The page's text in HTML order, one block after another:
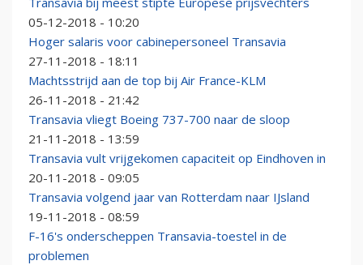
05-12-2018 - 10:20
Hoger salaris voor cabinepersoneel Transavia
27-11-2018 - 18:11
Machtsstrijd aan de top bij Air France-KLM
26-11-2018 - 21:42
Transavia vliegt Boeing 737-700 naar de sloop
21-11-2018 - 13:59
Transavia vult vrijgekomen capaciteit op Eindhoven in
20-11-2018 - 09:05
Transavia volgend jaar van Rotterdam naar IJsland
19-11-2018 - 08:59
F-16's onderscheppen Transavia-toestel in de
problemen